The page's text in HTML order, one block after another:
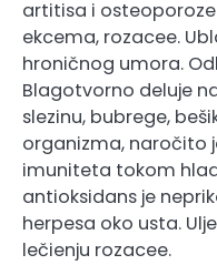
artitisa i
ekcema, rozacee.
hroničnog umora.
Blagotvorno deluje
slezinu, bubrege,
organizma, naročito
imuniteta tokom
antioksidans je
herpesa oko usta.
lečienju rozacee.